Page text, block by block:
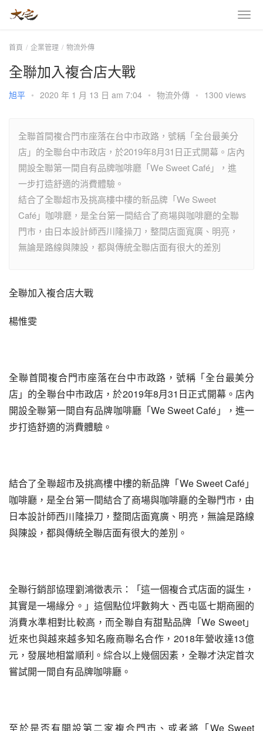
首頁 企業管理 物流外傳
全聯加入複合店大戰
旭平 • 2020 年 1 月 13 日 am 7:04 • 物流外傳 • 1300 views
全聯首間複合門市座落在台中市政路，號稱「全台最美分
店」的全聯台中市政店，於2019年8月31日正式開幕。店內
開設全聯第一間自有品牌咖啡廳「We Sweet Café」，進
一步打造舒適的消費體驗。
結合了全聯超市及挑高樓中樓的新品牌「We Sweet
Café」咖啡廳，是全台第一間結合了商場與咖啡廳的全聯
門市，由日本設計師西川隆操刀，整間店面寬廣、明亮，
無論是路線與陳設，都與傳統全聯店面有很大的差別
全聯加入複合店大戰
楊惟雯
全聯首間複合門市座落在台中市政路，號稱「全台最美分
店」的全聯台中市政店，於2019年8月31日正式開幕。店內
開設全聯第一間自有品牌咖啡廳「We Sweet Café」，進一
步打造舒適的消費體驗。
結合了全聯超市及挑高樓中樓的新品牌「We Sweet Café」
咖啡廳，是全台第一間結合了商場與咖啡廳的全聯門市，由
日本設計師西川隆操刀，整間店面寬廣、明亮，無論是路線
與陳設，都與傳統全聯店面有很大的差別。
全聯行銷部協理劉鴻徵表示：「這一個複合式店面的誕生，
其實是一場緣分。」這個點位坪數夠大、西屯區七期商圈的
消費水準相對比較高，而全聯自有甜點品牌「We Sweet」
近來也與越來越多知名廠商聯名合作，2018年營收達13億
元，發展地相當順利。綜合以上幾個因素，全聯才決定首次
嘗試開一間自有品牌咖啡廳。
至於是否有開設第二家複合門市、或者將「We Sweet